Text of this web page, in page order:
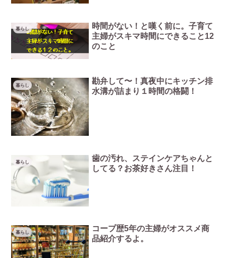
暮らし
時間がない！と嘆く前に。子育て
主婦がスキマ時間にできること12
のこと
暮らし
勘弁して〜！真夜中にキッチン排
水溝が詰まり１時間の格闘！
暮らし
歯の汚れ、ステインケアちゃんと
してる？お茶好きさん注目！
暮らし
コープ歴5年の主婦がオススメ商
品紹介するよ。